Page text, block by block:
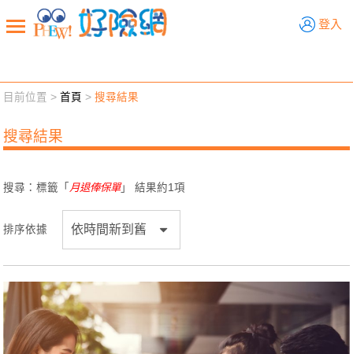
登入
新聞觀點 業務交流
退休先準備 好險學堂 輔銷工具 活動專區
目前位置 >首頁 >搜尋結果
搜尋結果
搜尋：標籤「 月退俸保單」 結果約1項
排序依據